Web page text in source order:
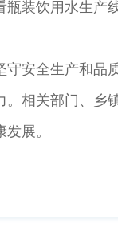
饮用水生产
全生产和品
相关部门、
展。